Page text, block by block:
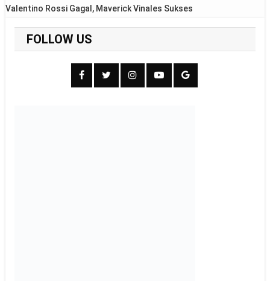
Valentino Rossi Gagal, Maverick Vinales Sukses
FOLLOW US